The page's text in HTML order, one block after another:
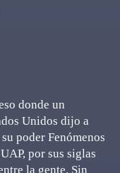
donde un
Unidos dijo a
poder Fenómenos
por sus siglas
la gente. Sin